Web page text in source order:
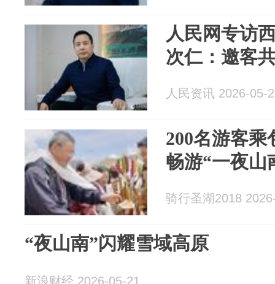
人民网专访
次仁：邀客
人民资讯 2026-05-
200名游客
畅游“一夜山
骑行圣湖2018
“夜山南”闪耀雪域高原
新浪财经 2026-05-21